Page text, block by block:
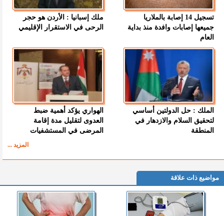
تسجيل 14 إصابة بالملاريا
جميعها إصابات وافدة منذ بداية
العام
ملك إسبانيا : الأردن هو حجر
الرحى في الاستقرار الإقليمي
الملك : حل الدولتين أساسي
لتحقيق السلام والازدهار في
المنطقة
الهواري يؤكد أهمية ضبط
العدوى لتقليل مدة إقامة
المرضى في المستشفيات
المزيد ...
مواضيع ذات علاقة